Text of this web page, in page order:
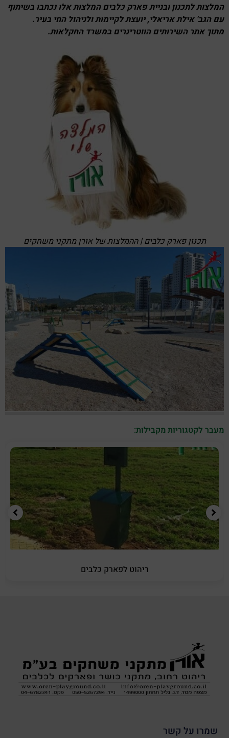
המלצות לתכנון ובניית פארק כלבים המלצות אלו נכתבו בשיתוף
עם הגב' אילת אריאלי, יועצת לקיימות ולניהול החי בעיר.
מתוך אתר השירותים הווטרינרים במשרד החקלאות.
תכנון פארק כלבים | ההמלצות של אורן מתקני משחקים
מעבר לקטגוריות מקבילות:
ריהוט לפארק כלבים
שמרו על קשר